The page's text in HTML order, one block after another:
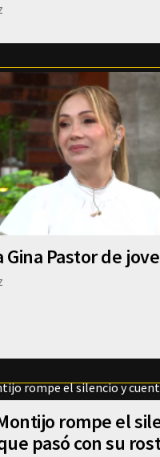
Gina Pastor de
rompe el
pasó con su